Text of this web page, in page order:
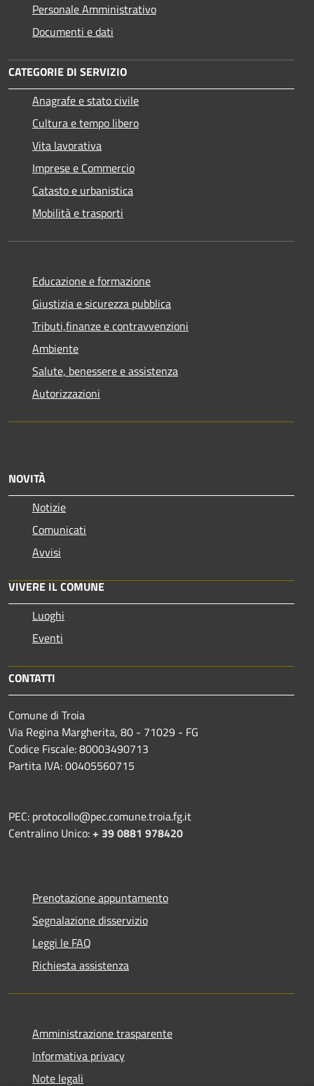
Personale Amministrativo
Documenti e dati
CATEGORIE DI SERVIZIO
Anagrafe e stato civile
Cultura e tempo libero
Vita lavorativa
Imprese e Commercio
Catasto e urbanistica
Mobilità e trasporti
Educazione e formazione
Giustizia e sicurezza pubblica
Tributi,finanze e contravvenzioni
Ambiente
Salute, benessere e assistenza
Autorizzazioni
NOVITÀ
Notizie
Comunicati
Avvisi
VIVERE IL COMUNE
Luoghi
Eventi
CONTATTI
Comune di Troia
Via Regina Margherita, 80 - 71029 - FG
Codice Fiscale: 80003490713
Partita IVA: 00405560715
PEC: protocollo@pec.comune.troia.fg.it
Centralino Unico:+ 39 0881 978420
Prenotazione appuntamento
Segnalazione disservizio
Leggi le FAQ
Richiesta assistenza
Amministrazione trasparente
Informativa privacy
Note legali